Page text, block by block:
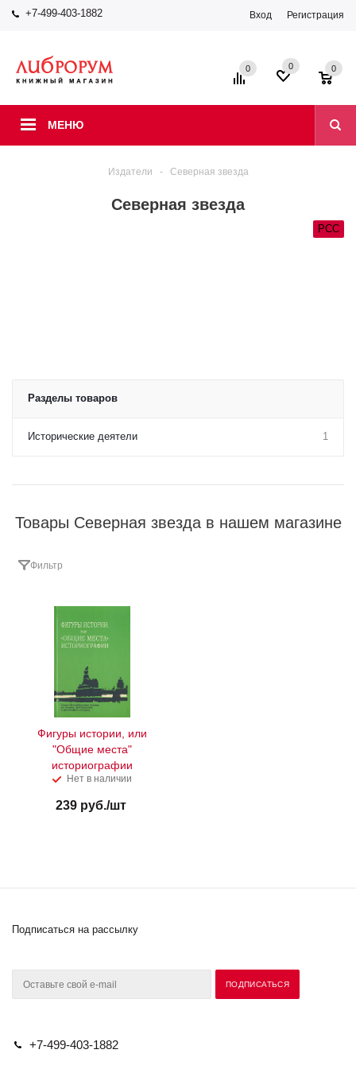
+7-499-403-1882 Вход Регистрация
МЕНЮ
0 0 0
Издатели - Северная звезда
Северная звезда
РСС
Разделы товаров
Исторические деятели 1
Товары Северная звезда в нашем магазине
Фильтр
Фигуры истории, или
"Общие места"
историографии
Нет в наличии
239руб./шт
Подписаться на рассылку
+7-499-403-1882